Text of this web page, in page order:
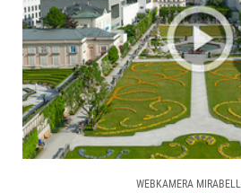
WEBKAMERA